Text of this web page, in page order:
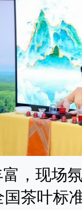
，现场
茶叶标